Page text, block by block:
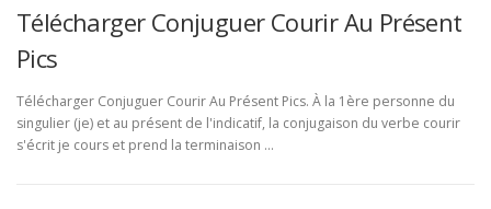
Télécharger Conjuguer Courir Au Présent
Pics
Télécharger Conjuguer Courir Au Présent Pics. À la 1ère personne du
singulier (je) et au présent de l'indicatif, la conjugaison du verbe courir
s'écrit je cours et prend la terminaison …